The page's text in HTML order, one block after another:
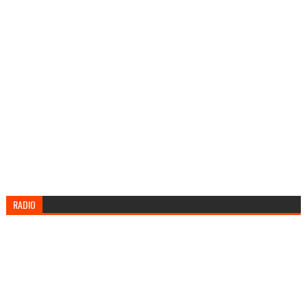
RADIO